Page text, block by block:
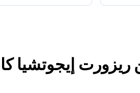
ريزورت إيجوتشيا